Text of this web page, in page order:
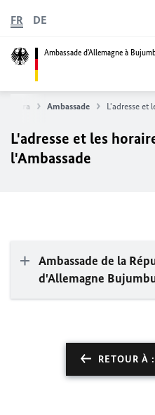
Ambassade d'Allemagne à
FR DE
Ambassade L'adresse et
L'adresse et les
l'Ambassade
Ambassade de la
d'Allemagne
RETOUR À